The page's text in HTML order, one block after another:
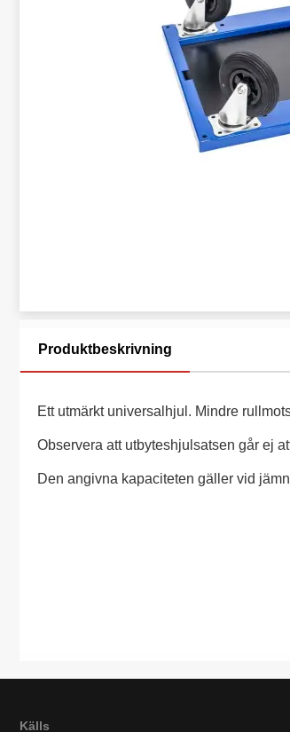
Produktbeskrivning
Ett utmärkt universalhjul. Mindre
Observera att utbyteshjulsatsen går ej
Den angivna kapaciteten gäller vid
Källs